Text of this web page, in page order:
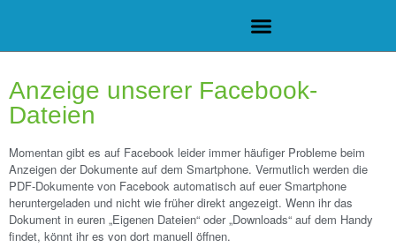
Anzeige unserer Facebook-
Dateien
Momentan gibt es auf Facebook leider immer häufiger Probleme beim
Anzeigen der Dokumente auf dem Smartphone. Vermutlich werden die
PDF-Dokumente von Facebook automatisch auf euer Smartphone
heruntergeladen und nicht wie früher direkt angezeigt. Wenn ihr das
Dokument in euren „Eigenen Dateien“ oder „Downloads“ auf dem Handy
findet, könnt ihr es von dort manuell öffnen.